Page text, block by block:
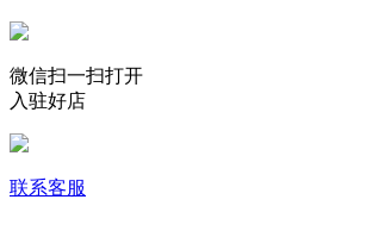
微信扫一扫打开
入驻好店
联系客服